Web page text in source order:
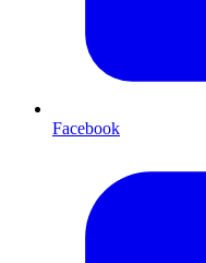
Facebook